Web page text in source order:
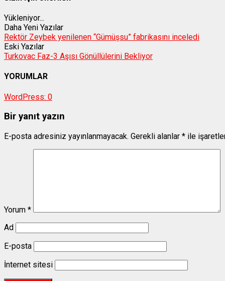
Yükleniyor...
Daha Yeni Yazılar
Rektör Zeybek yenilenen “Gümüşsu” fabrikasını inceledi
Eski Yazılar
Turkovac Faz-3 Aşısı Gönüllülerini Bekliyor
YORUMLAR
WordPress: 0
Bir yanıt yazın
E-posta adresiniz yayınlanmayacak. Gerekli alanlar * ile
Yorum *
Ad
E-posta
İnternet sitesi